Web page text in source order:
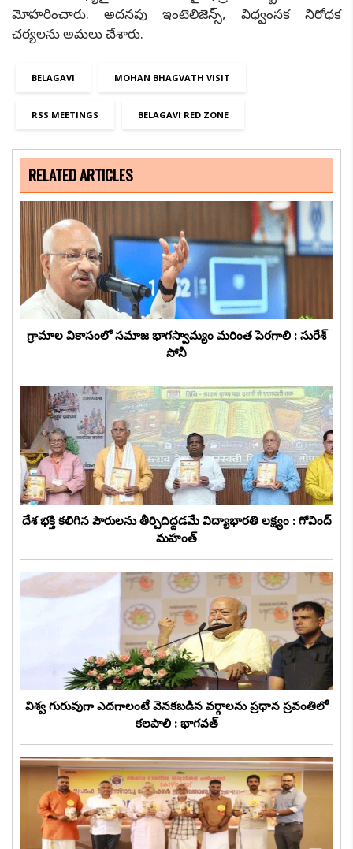
మోహరించారు. అదనపు ఇంటెలిజెన్స్, విధ్వంసక నిరోధక
చర్యలను అమలు చేశారు.
BELAGAVI MOHAN BHAGVATH VISIT
RSS MEETINGS BELAGAVI RED ZONE
RELATED ARTICLES
గ్రామాల వికాసంలో సమాజ భాగస్వామ్యం మరింత పెరగాలి : సురేశ్
సోనీ
దేశ భక్తి కలిగిన పౌరులను తీర్చిదిద్దడమే విద్యాభారతి లక్ష్యం : గోవింద్
మహంత్
విశ్వ గురువుగా ఎదగాలంటే వెనకబడిన వర్గాలను ప్రధాన స్రవంతిలో
కలపాలి : భాగవత్